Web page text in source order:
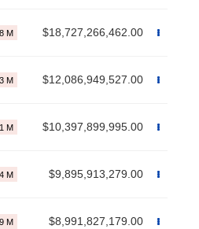
$18,727,266,462.00
$12,086,949,527.00
$10,397,899,995.00
$9,895,913,279.00
$8,991,827,179.00